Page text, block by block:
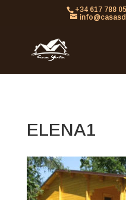
861613063953479
+34 617 788
ELENA1